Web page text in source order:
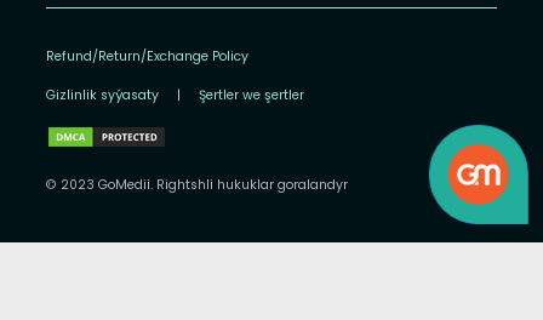
Refund/Return/Exchange Policy
Gizlinlik syýasaty | Şertler we şertler
© 2023 GoMedii. Rightshli hukuklar goralandyr